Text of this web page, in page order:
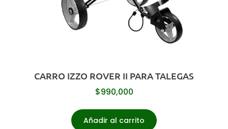
CARRO IZZO ROVER II PARA TALEGAS
$990,000
Añadir al carrito